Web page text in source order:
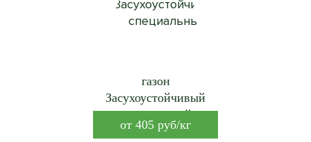
газон
Засухоустойчивый
специальный
от 405 руб/кг